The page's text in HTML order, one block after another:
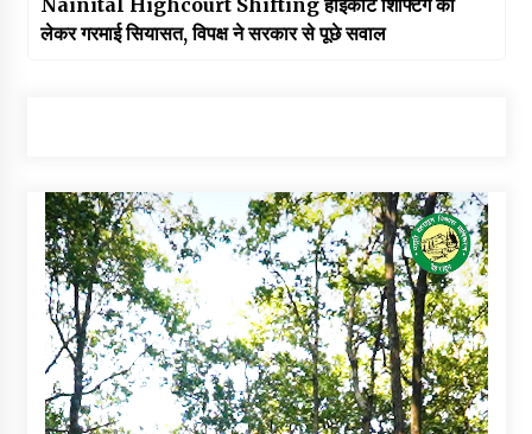
लेकर गरमाई सियासत, विपक्ष ने सरकार से पूछे सवाल